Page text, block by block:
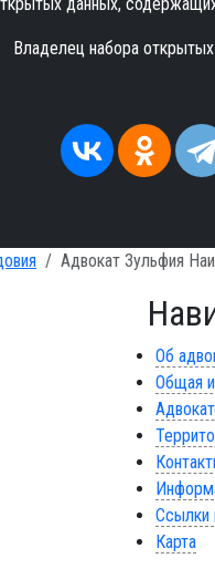
Владелец набора
Адвокат Зульфия
Об
Общая
Ссылки
Карта